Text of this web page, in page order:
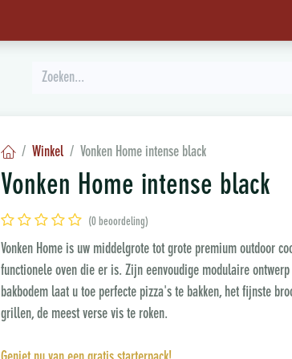
Winkel Vonken Home intense black
Vonken Home intense black
(0 beoordeling)
Vonken Home is uw middelgrote tot grote premium outdoor
functionele oven die er is. Zijn eenvoudige modulaire
bakbodem laat u toe perfecte pizza's te bakken, het fijnste
grillen, de meest verse vis te roken.